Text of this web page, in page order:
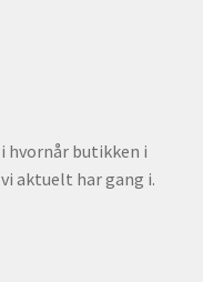
hvornår butikken i
aktuelt har gang i.